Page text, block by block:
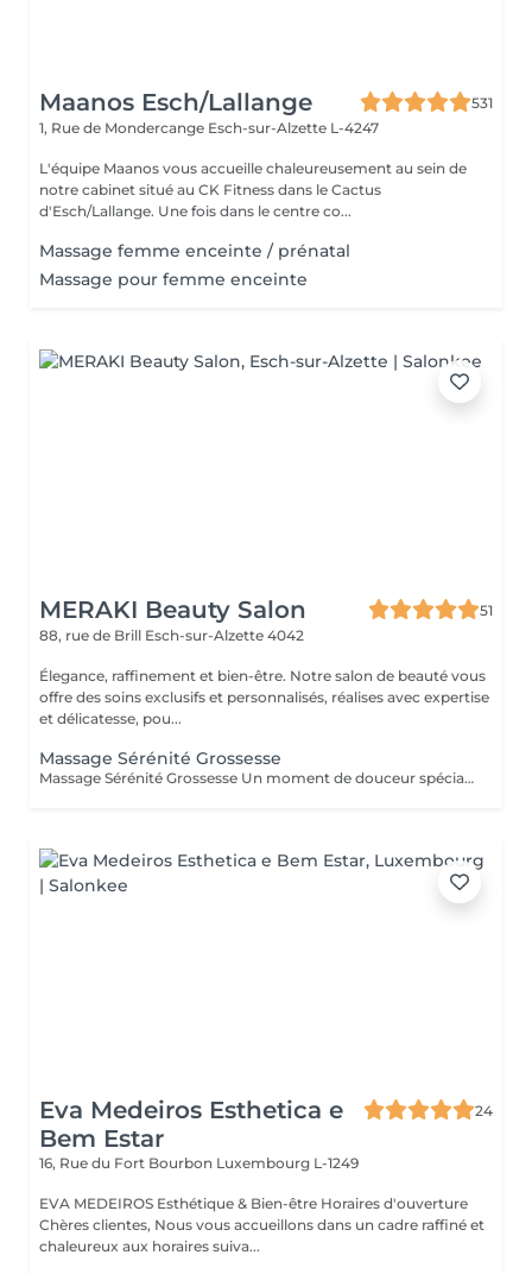
Maanos Esch/Lallange
531
1, Rue de Mondercange Esch-sur-Alzette L-4247
L'équipe Maanos vous accueille chaleureusement au sein de
notre cabinet situé au CK Fitness dans le Cactus
d'Esch/Lallange. Une fois dans le centre co...
Massage femme enceinte / prénatal
Massage pour femme enceinte
MERAKI Beauty Salon
51
88, rue de Brill Esch-sur-Alzette 4042
Élegance, raffinement et bien-être. Notre salon de beauté vous
offre des soins exclusifs et personnalisés, réalises avec expertise
et délicatesse, pou...
Massage Sérénité Grossesse
Massage Sérénité Grossesse Un moment de douceur spécialement dédié aux futures mamans. Ce massage relaxant aide à soulager les tensions du dos, des jambes et des épaules, tout en favorisant une profonde sensation de détente et de bien-être. Réalisé avec des gestes doux et adaptés à la grossesse, il améliore la circulation, apaise les inconforts liés aux changements du corps et offre un instant précieux de sérénité pour la maman et son bébé. Ce soin est recommandé à partir du 2 trimestre de grossesse et est réalisé dans une position confortable et sécurisée. Un véritable moment de calme pour prendre soin de vous pendant cette période si spéciale.
Eva Medeiros Esthetica e
Bem Estar
24
16, Rue du Fort Bourbon Luxembourg L-1249
EVA MEDEIROS Esthétique & Bien-être Horaires d'ouverture
Chères clientes, Nous vous accueillons dans un cadre raffiné et
chaleureux aux horaires suiva...